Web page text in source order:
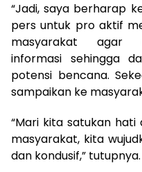
“Jadi, saya berharap
pers untuk pro aktif
masyarakat agar
informasi sehingga
potensi bencana.
sampaikan ke
“Mari kita satukan hati
masyarakat, kita
dan kondusif,”